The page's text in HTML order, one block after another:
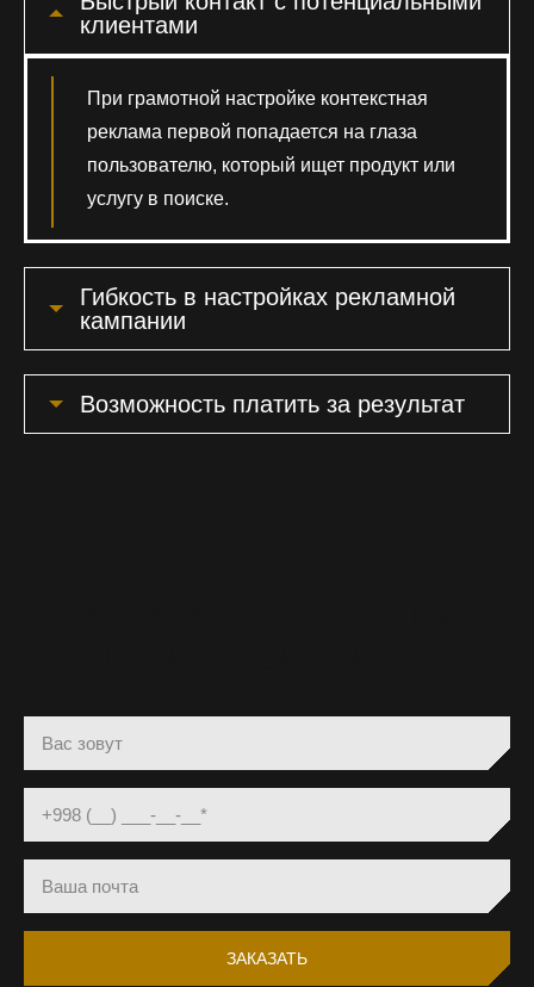
клиентами
При грамотной настройке контекстная
реклама первой попадается на глаза
пользователю, который ищет продукт или
услугу в поиске.
Гибкость в настройках рекламной
кампании
Возможность платить за результат